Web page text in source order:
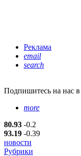
Реклама
email
search
Подпишитесь на нас
more
80.93 -0.2
93.19 -0.39
новости
Рубрики